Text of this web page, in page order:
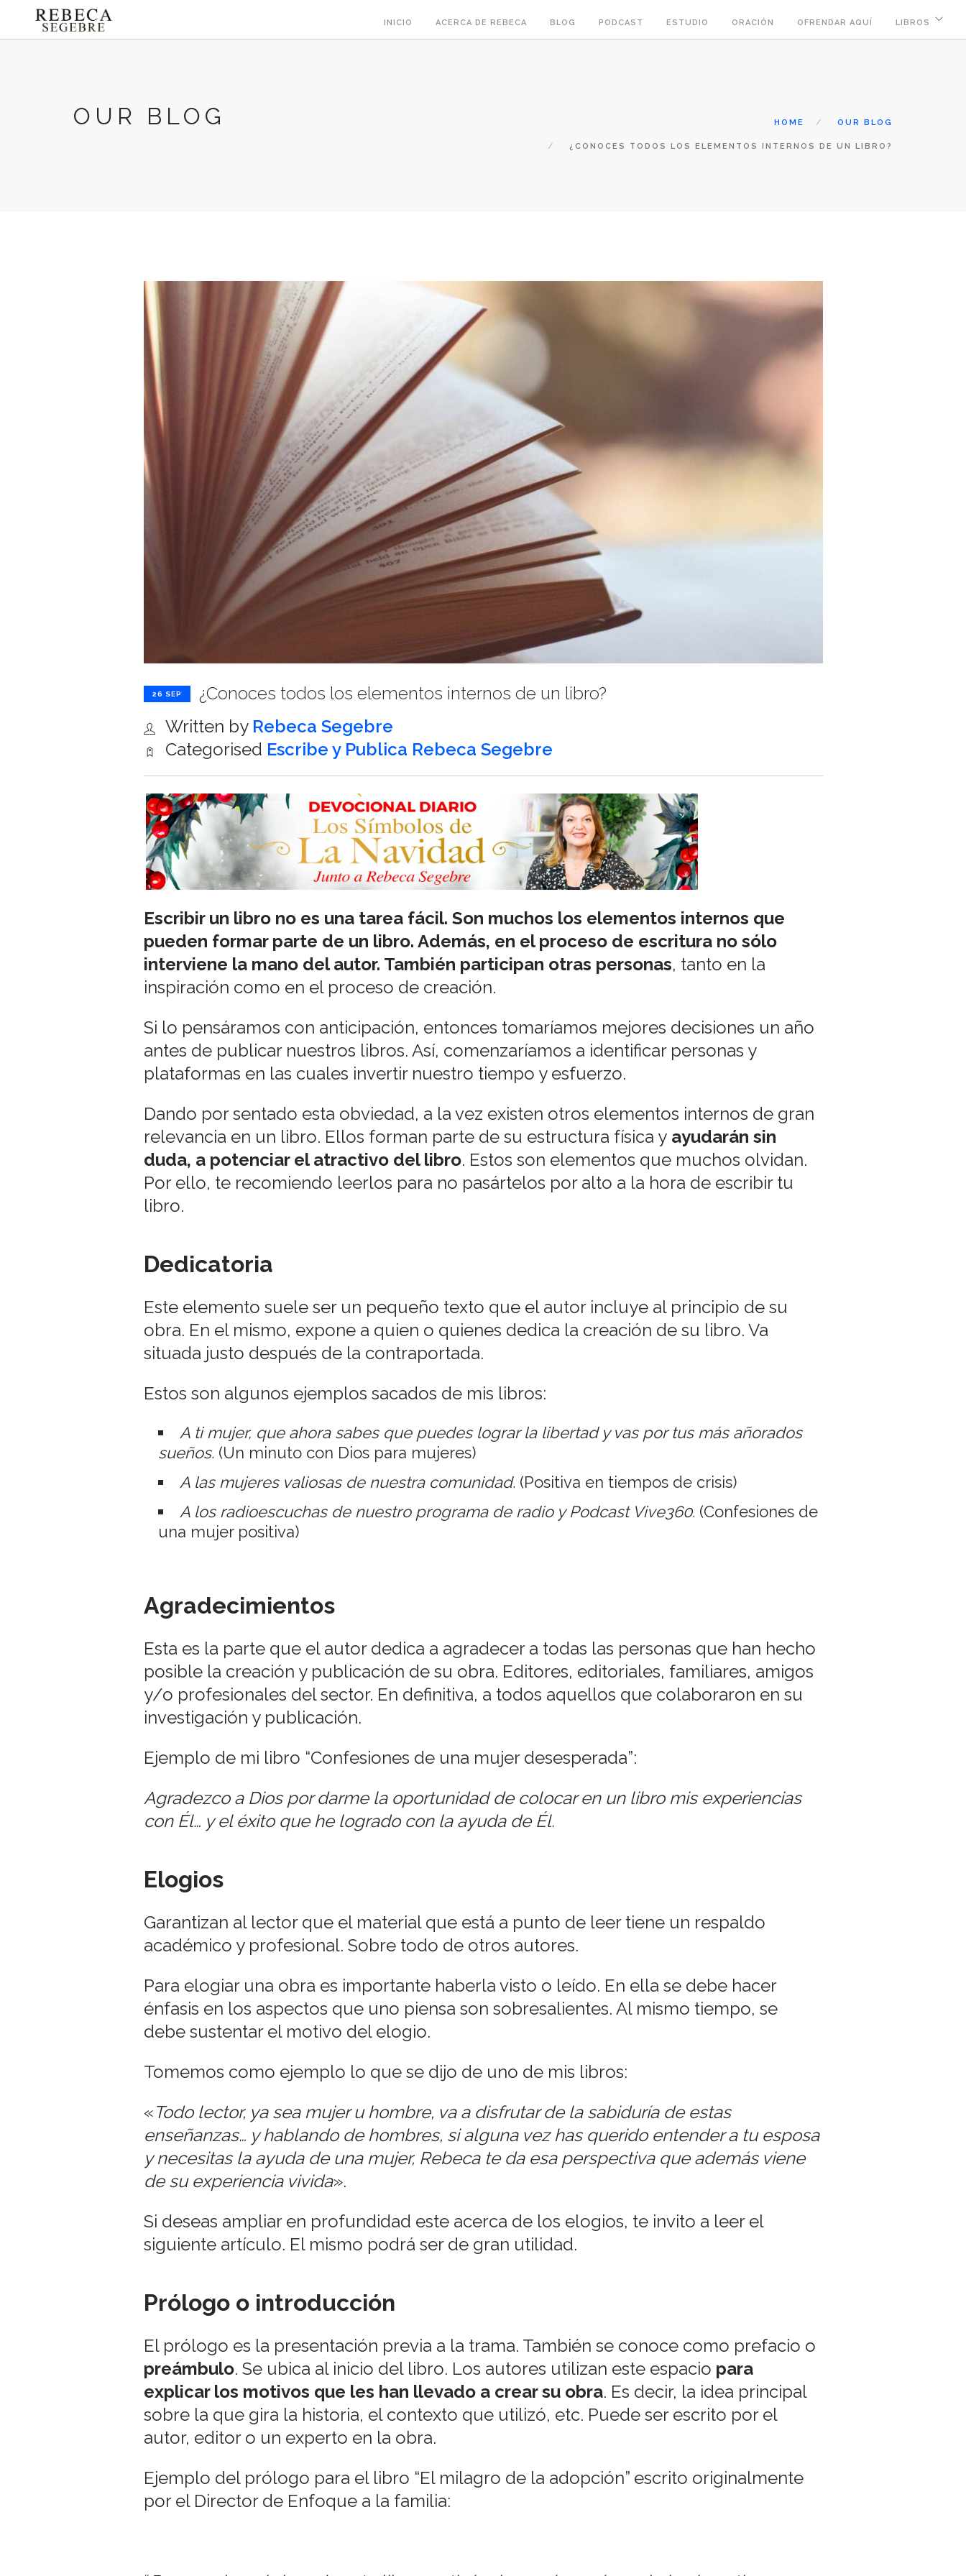
INICIO ACERCA DE REBECA BLOG PODCAST ESTUDIO ORACIÓN OFRENDAR AQUÍ LIBROS
OUR BLOG HOME OUR BLOG
¿CONOCES TODOS LOS ELEMENTOS INTERNOS DE UN LIBRO?
26 SEP
¿Conoces todos los elementos internos de un libro?
Written by Rebeca Segebre
Categorised Escribe y Publica Rebeca Segebre
Escribir un libro no es una tarea fácil. Son muchos los elementos internos que
pueden formar parte de un libro. Además, en el proceso de escritura no sólo
interviene la mano del autor. También participan otras personas, tanto en la
inspiración como en el proceso de creación.
Si lo pensáramos con anticipación, entonces tomaríamos mejores decisiones un año
antes de publicar nuestros libros. Así, comenzaríamos a identificar personas y
plataformas en las cuales invertir nuestro tiempo y esfuerzo.
Dando por sentado esta obviedad, a la vez existen otros elementos internos de gran
relevancia en un libro. Ellos forman parte de su estructura física yayudarán sin
duda, a potenciar el atractivo del libro. Estos son elementos que muchos olvidan.
Por ello, te recomiendo leerlos para no pasártelos por alto a la hora de escribir tu
libro.
Dedicatoria
Este elemento suele ser un pequeño texto que el autor incluye al principio de su
obra. En el mismo, expone a quien o quienes dedica la creación de su libro. Va
situada justo después de la contraportada.
Estos son algunos ejemplos sacados de mis libros:
A ti mujer, que ahora sabes que puedes lograr la libertad y vas por tus más añorados
sueños. (Un minuto con Dios para mujeres)
A las mujeres valiosas de nuestra comunidad. (Positiva en tiempos de crisis)
A los radioescuchas de nuestro programa de radio y Podcast Vive360. (Confesiones de
una mujer positiva)
Agradecimientos
Esta es la parte que el autor dedica a agradecer a todas las personas que han hecho
posible la creación y publicación de su obra. Editores, editoriales, familiares, amigos
y/o profesionales del sector. En definitiva, a todos aquellos que colaboraron en su
investigación y publicación.
Ejemplo de mi libro “Confesiones de una mujer desesperada”:
Agradezco a Dios por darme la oportunidad de colocar en un libro mis experiencias
con Él… y el éxito que he logrado con la ayuda de Él.
Elogios
Garantizan al lector que el material que está a punto de leer tiene un respaldo
académico y profesional. Sobre todo de otros autores.
Para elogiar una obra es importante haberla visto o leído. En ella se debe hacer
énfasis en los aspectos que uno piensa son sobresalientes. Al mismo tiempo, se
debe sustentar el motivo del elogio.
Tomemos como ejemplo lo que se dijo de uno de mis libros:
«Todo lector, ya sea mujer u hombre, va a disfrutar de la sabiduría de estas
enseñanzas… y hablando de hombres, si alguna vez has querido entender a tu esposa
y necesitas la ayuda de una mujer, Rebeca te da esa perspectiva que además viene
de su experiencia vivida».
Si deseas ampliar en profundidad este acerca de los elogios, te invito a leer el
siguiente artículo. El mismo podrá ser de gran utilidad.
Prólogo o introducción
El prólogo es la presentación previa a la trama. También se conoce como prefacio o
preámbulo. Se ubica al inicio del libro. Los autores utilizan este espacio para
explicar los motivos que les han llevado a crear su obra. Es decir, la idea principal
sobre la que gira la historia, el contexto que utilizó, etc. Puede ser escrito por el
autor, editor o un experto en la obra.
Ejemplo del prólogo para el libro “El milagro de la adopción” escrito originalmente
por el Director de Enfoque a la familia: